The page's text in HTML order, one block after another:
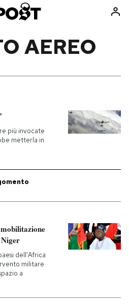
Consumismi
Storie/Idee
Ok Boomer!
Mondiali calcio 2026
AEREO
più invocate
metterla in
dell'Africa
militare
a